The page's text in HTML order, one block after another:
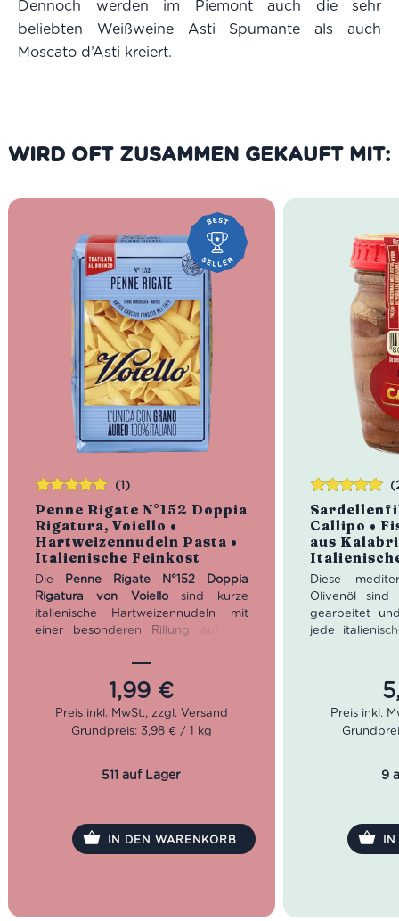
Dennoch werden im Piemont auch die sehr
beliebten Weißweine Asti Spumante als auch
Moscato d’Asti kreiert.
WIRD OFT ZUSAMMEN GEKAUFT MIT:
Penne Rigate N°152 Doppia
Rigatura, Voiello •
Hartweizennudeln Pasta •
Italienische Feinkost
(1)
Die Penne Rigate N°152 Doppia
Rigatura von Voiellosind kurze
italienische Hartweizennudeln mit
einer besonderen Rillung auf der
bronzegezogene, leicht raue
Oberfläche nimmt Saucen besonders
gut auf – ideal für Tomatensugo,
Ragù, Pesto, Salsiccia, Käsecremes,
Pilze, Gemüse, Pastasalate und Pasta
1,99 €
Bewertet
mit5.00 von
5
Grundpreis: 3,98 € / 1 kg
511 auf Lager
IN DEN WARENKORB
Callipo •
aus
Diese
Olivenöl
gearbeitet
jede
Speisen
herzhafte
Pastagerichte
Bewertet
mit5.00von
5
9
IN